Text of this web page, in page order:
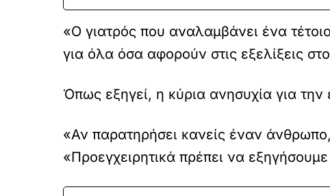
«Ο γιατρός που αναλαμβάνει ένα
για όλα όσα αφορούν στις εξελίξεις
Όπως εξηγεί, η κύρια ανησυχία για
«Αν παρατηρήσει κανείς έναν
«Προεγχειρητικά πρέπει να